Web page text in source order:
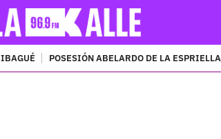
POSESIÓN ABELARDO DE LA ESPRIELLA